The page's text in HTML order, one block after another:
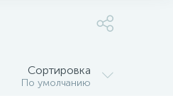
Сортировка
По умолчанию